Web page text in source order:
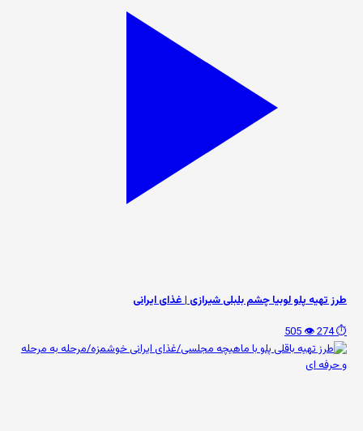
طرز تهیه پلو لوبیا چشم بلبلی شیرازی | غذای ایرانی
⏱️ 274
👁️ 505